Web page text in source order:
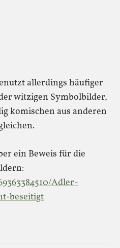
allerdings häufiger
witzigen Symbolbilder,
komischen aus anderen
ein Beweis für die
Adler-
beseitigt